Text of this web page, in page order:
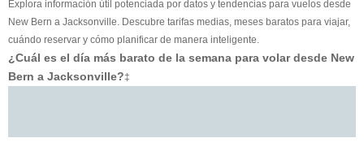
Explora información útil potenciada por datos y tendencias para vuelos desde
New Bern a Jacksonville. Descubre tarifas medias, meses baratos para viajar,
cuándo reservar y cómo planificar de manera inteligente.
¿Cuál es el día más barato de la semana para volar desde New
Bern a Jacksonville?‡